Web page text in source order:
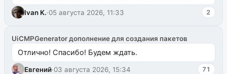
ms2galleryphp
Ivan K.·05 августа 2026, 11:33 2
UiCMPGenerator дополнение для создания пакетов
Отлично! Спасибо! Будем ждать.
Евгений·03 августа 2026, 15:34 71